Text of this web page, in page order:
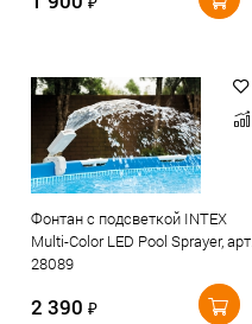
Фонтан с подсветкой INTEX
Multi-Color LED Pool Sprayer, арт.
28089
2 390 ₽